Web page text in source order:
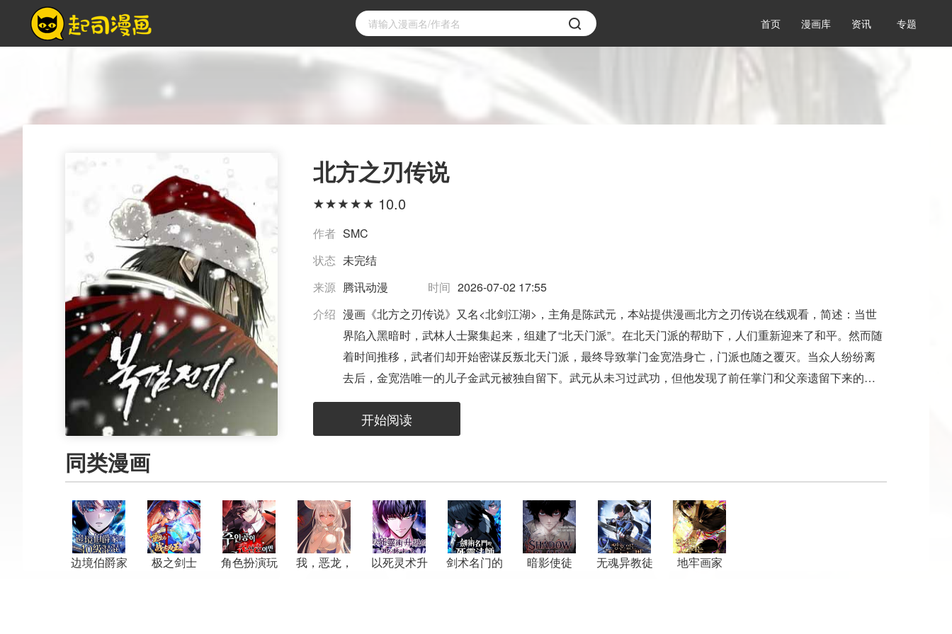
首页 漫画库 资讯 专题
北方之刃传说
10.0
作者 SMC
状态 未完结
来源 腾讯动漫 时间 2026-07-02 17:55
介绍 漫画《北方之刃传说》又名<北剑江湖>，主角是陈武元，本站提供漫画北方之刃传说在线观看，简述：当世
界陷入黑暗时，武林人士聚集起来，组建了“北天门派”。在北天门派的帮助下，人们重新迎来了和平。然而随
着时间推移，武者们却开始密谋反叛北天门派，最终导致掌门金宽浩身亡，门派也随之覆灭。当众人纷纷离
去后，金宽浩唯一的儿子金武元被独自留下。武元从未习过武功，但他发现了前任掌门和父亲遗留下来的秘
技，逐渐掌握了北天门派的武艺。
开始阅读
同类漫画
边境伯爵家
极之剑士
角色扮演玩
我，恶龙，
以死灵术升
剑术名门的
暗影使徒
无魂异教徒
地牢画家